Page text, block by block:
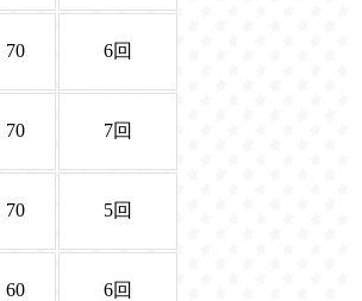
70 6回
70 7回
70 5回
60 6回